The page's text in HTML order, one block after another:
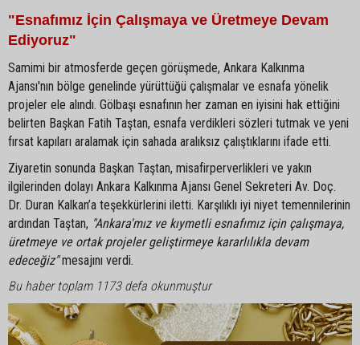
"Esnafımız İçin Çalışmaya ve Üretmeye Devam
Ediyoruz"
Samimi bir atmosferde geçen görüşmede, Ankara Kalkınma
Ajansı'nın bölge genelinde yürüttüğü çalışmalar ve esnafa yönelik
projeler ele alındı. Gölbaşı esnafının her zaman en iyisini hak ettiğini
belirten Başkan Fatih Taştan, esnafa verdikleri sözleri tutmak ve yeni
fırsat kapıları aralamak için sahada aralıksız çalıştıklarını ifade etti.
Ziyaretin sonunda Başkan Taştan, misafirperverlikleri ve yakın
ilgilerinden dolayı Ankara Kalkınma Ajansı Genel Sekreteri Av. Doç.
Dr. Duran Kalkan’a teşekkürlerini iletti. Karşılıklı iyi niyet temennilerinin
ardından Taştan, "Ankara'mız ve kıymetli esnafımız için çalışmaya,
üretmeye ve ortak projeler geliştirmeye kararlılıkla devam
edeceğiz"mesajını verdi.
Bu haber toplam 1173 defa okunmuştur